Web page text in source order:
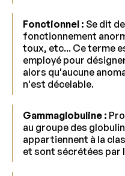
Fonctionnel : Se dit
fonctionnement
toux, etc... Ce terme
employé pour
alors qu'aucune
n'est décelable.
Gammaglobuline :
au groupe des
appartiennent à la
et sont sécrétées par